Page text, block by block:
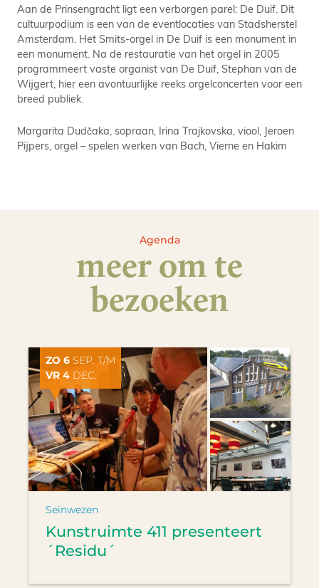
Aan de Prinsengracht ligt een verborgen parel: De Duif. Dit
cultuurpodium is een van de eventlocaties van Stadsherstel
Amsterdam. Het Smits-orgel in De Duif is een monument in
een monument. Na de restauratie van het orgel in 2005
programmeert vaste organist van De Duif, Stephan van de
Wijgert, hier een avontuurlijke reeks orgelconcerten voor een
breed publiek.
Margarita Dudčaka, sopraan, Irina Trajkovska, viool, Jeroen
Pijpers, orgel – spelen werken van Bach, Vierne en Hakim
Agenda
meer om te
bezoeken
ZO 6 SEP. T/M
VR 4 DEC.
Seinwezen
Kunstruimte 411 presenteert
´Residu´